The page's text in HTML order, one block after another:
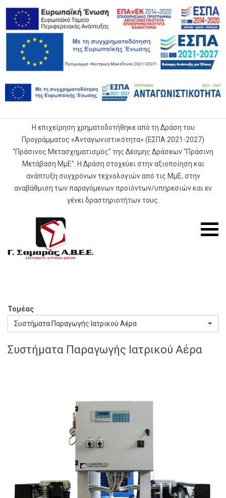
Η επιχείρηση χρηματοδοτήθηκε από τη Δράση του
Προγράμματος «Ανταγωνιστικότητα» (ΕΣΠΑ 2021-2027)
"Πράσινος Μετασχηματισμός" της Δέσμης Δράσεων "Πράσινη
Μετάβαση ΜμΕ". Η Δράση στοχεύει στην αξιοποίηση και
ανάπτυξη συγχρόνων τεχνολογιών από τις ΜμΕ, στην
αναβάθμιση των παραγόμενων προϊόντων/υπηρεσιών και εν
γένει δραστηριοτήτων τους.
Mobile
menu
Τομέας
Συστήματα Παραγωγής Ιατρικού Αέρα
Συστήματα Παραγωγής Ιατρικού Αέρα